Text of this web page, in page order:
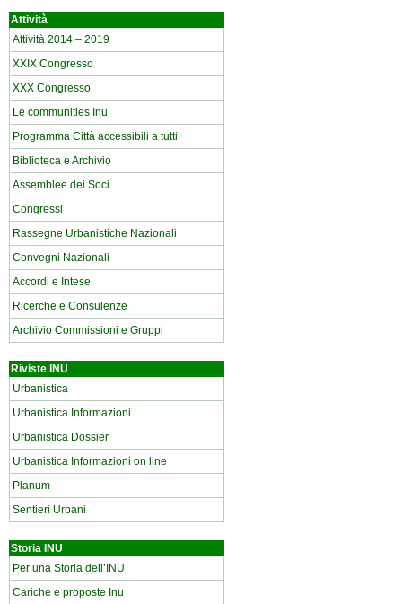
Attività
Attività 2014 – 2019
XXIX Congresso
XXX Congresso
Le communities Inu
Programma Città accessibili a tutti
Biblioteca e Archivio
Assemblee dei Soci
Congressi
Rassegne Urbanistiche Nazionali
Convegni Nazionali
Accordi e Intese
Ricerche e Consulenze
Archivio Commissioni e Gruppi
Riviste INU
Urbanistica
Urbanistica Informazioni
Urbanistica Dossier
Urbanistica Informazioni on line
Planum
Sentieri Urbani
Storia INU
Per una Storia dell’INU
Cariche e proposte Inu